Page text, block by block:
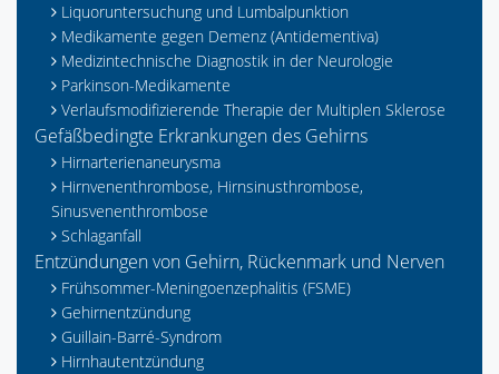
Liquoruntersuchung und Lumbalpunktion
Medikamente gegen Demenz (Antidementiva)
Medizintechnische Diagnostik in der Neurologie
Parkinson-Medikamente
Verlaufsmodifizierende Therapie der Multiplen Sklerose
Gefäßbedingte Erkrankungen des Gehirns
Hirnarterienaneurysma
Hirnvenenthrombose, Hirnsinusthrombose,
Sinusvenenthrombose
Schlaganfall
Entzündungen von Gehirn, Rückenmark und Nerven
Frühsommer-Meningoenzephalitis (FSME)
Gehirnentzündung
Guillain-Barré-Syndrom
Hirnhautentzündung